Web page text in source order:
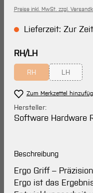
Preise inkl. MwSt. zzgl.
Lieferzeit: Zur
RH/LHauswählen
RH
(Diese Option ist
LH
(Diese
Zum Merkzettel
Hersteller:
Software Hardware
Beschreibung
Ergo Griff –
Ergo ist das